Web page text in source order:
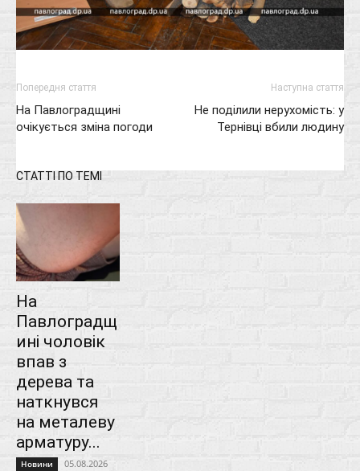
Попередня стаття
На Павлоградщині
очікується зміна погоди
Наступна стаття
Не поділили нерухомість: у
Тернівці вбили людину
СТАТТІ ПО ТЕМІ
На
Павлоградщ
ині чоловік
впав з
дерева та
наткнувся
на металеву
арматуру...
Новини 05.08.2026